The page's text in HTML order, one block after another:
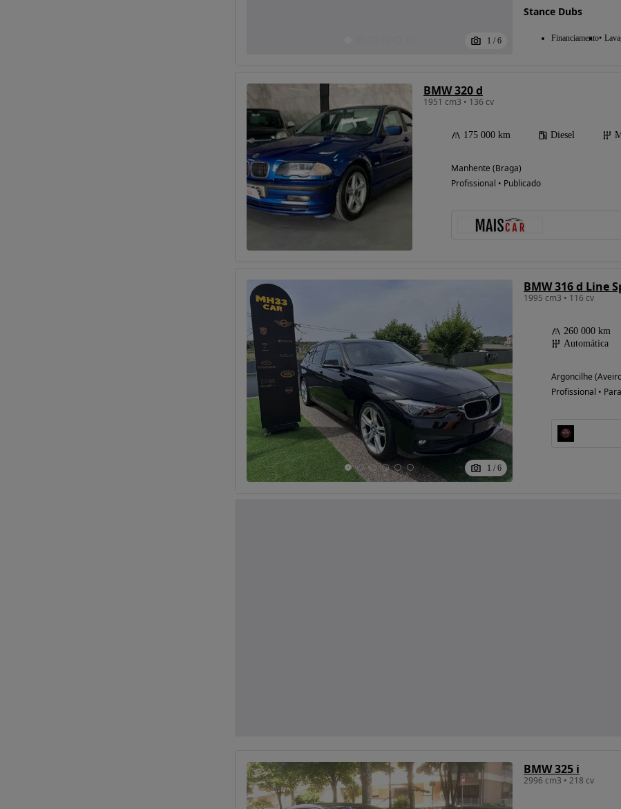
1 / 6
Stance Dubs
Financiamento
BMW 320 d
1951 cm3 • 136 cv
175 000 km Diesel
Manhente (Braga)
Profissional • Publicado
1 / 6
BMW 316 d Line
1995 cm3 • 116 cv
260 000 km
Automática
Argoncilhe
Profissional •
BMW 325 i
2996 cm3 • 218 cv